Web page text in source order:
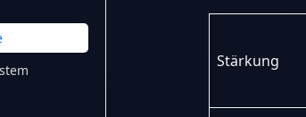
Stärkung